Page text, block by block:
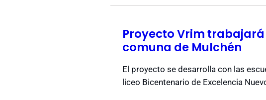
Proyecto Vrim
comuna de Mulchén
El proyecto se desarrolla con las
liceo Bicentenario de Excelencia